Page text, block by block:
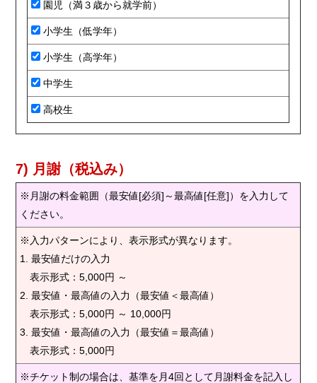
園児（満３歳から就学前）
小学生（低学年）
小学生（高学年）
中学生
高校生
7) 月謝（税込み）
※月謝の料金範囲（最安値[必須]～最高値[任意]）を入力して
ください。
※入力パターンにより、表示形式が異なります。
1. 最安値だけの入力
表示形式：5,000円 ～
2. 最安値・最高値の入力（最安値＜最高値）
表示形式：5,000円 ～ 10,000円
3. 最安値・最高値の入力（最安値＝最高値）
表示形式：5,000円
※チケット制の場合は、基準を月4回として月謝料金を記入し